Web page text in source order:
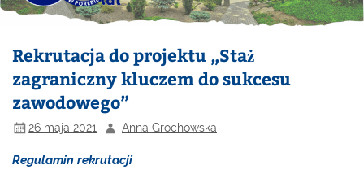
Rekrutacja do projektu „Staż
zagraniczny kluczem do sukcesu
zawodowego”
26 maja 2021 Anna Grochowska
Regulamin rekrutacji